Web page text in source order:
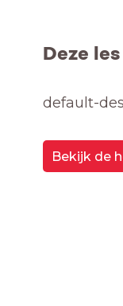
Deze
default-
Bekijk de